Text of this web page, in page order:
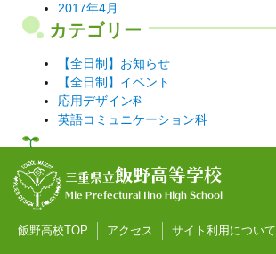
2017年4月
カテゴリー
【全日制】お知らせ
【全日制】イベント
応用デザイン科
英語コミュニケーション科
三重県立飯野高等学校
Mie Prefectural Iino High School
飯野高校TOP アクセス サイト利用について